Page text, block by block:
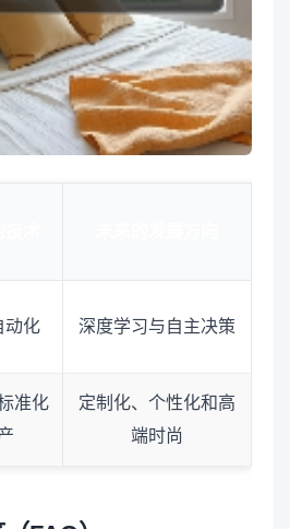
动化 深度学习与自主决策
准化
定制化、个性化和高
端时尚